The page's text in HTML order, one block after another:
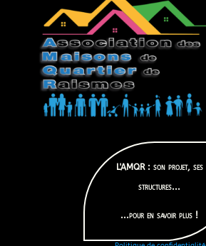
L'AMQR : son projet, ses
structures...
...pour en savoir plus !